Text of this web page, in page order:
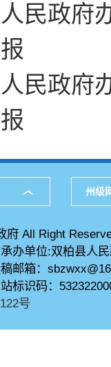
民政府
民政府
州级
府 All Right
办单位:双柏县人
邮箱：
标识码：
号